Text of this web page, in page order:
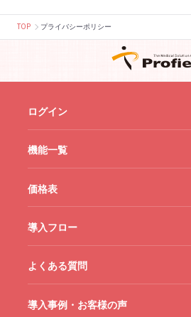
TOP プライバシーポリシー
ログイン
機能一覧
価格表
導入フロー
よくある質問
導入事例・お客様の声